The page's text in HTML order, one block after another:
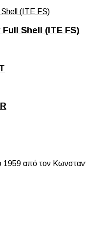
Shell (ITE FS)
από τον